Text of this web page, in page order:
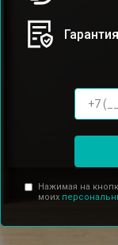
Нажимая на
моих